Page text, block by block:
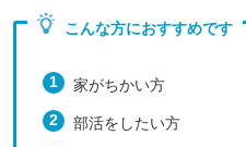
こんな方におすすめです
家がちかい方
部活をしたい方